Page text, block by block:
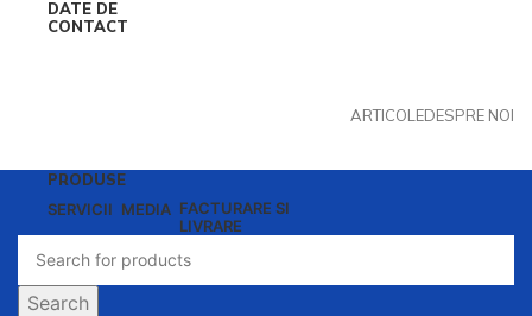
DATE DE
CONTACT
ARTICOLEDESPRE NOI
PRODUSE
SERVICII MEDIA FACTURARE SI
LIVRARE
Search